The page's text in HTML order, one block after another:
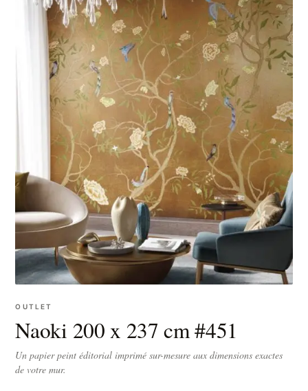
OUTLET
Naoki 200 x 237 cm #451
Un papier peint éditorial imprimé sur-mesure aux dimensions exactes
de votre mur.